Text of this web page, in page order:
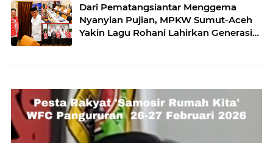
Dari Pematangsiantar Menggema
Nyanyian Pujian, MPKW Sumut-Aceh
Yakin Lagu Rohani Lahirkan Generasi